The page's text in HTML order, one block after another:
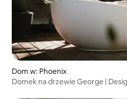
Dom w: Phoenix
Domek na drzewie George |